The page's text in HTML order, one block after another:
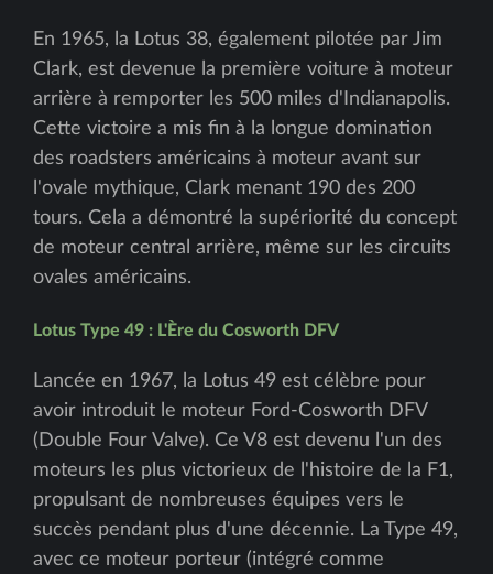
En 1965, la Lotus 38, également pilotée par Jim
Clark, est devenue la première voiture à moteur
arrière à remporter les 500 miles d'Indianapolis.
Cette victoire a mis fin à la longue domination
des roadsters américains à moteur avant sur
l'ovale mythique, Clark menant 190 des 200
tours. Cela a démontré la supériorité du concept
de moteur central arrière, même sur les circuits
ovales américains.
Lotus Type 49 : L'Ère du Cosworth DFV
Lancée en 1967, la Lotus 49 est célèbre pour
avoir introduit le moteur Ford-Cosworth DFV
(Double Four Valve). Ce V8 est devenu l'un des
moteurs les plus victorieux de l'histoire de la F1,
propulsant de nombreuses équipes vers le
succès pendant plus d'une décennie. La Type 49,
avec ce moteur porteur (intégré comme